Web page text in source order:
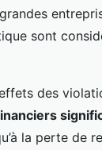
sont
des
la perte de